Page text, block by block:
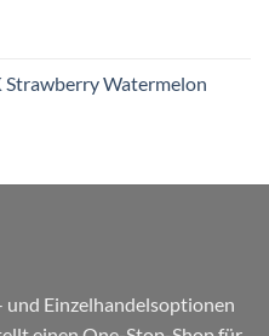
Strawberry Watermelon
Einzelhandelsoptionen